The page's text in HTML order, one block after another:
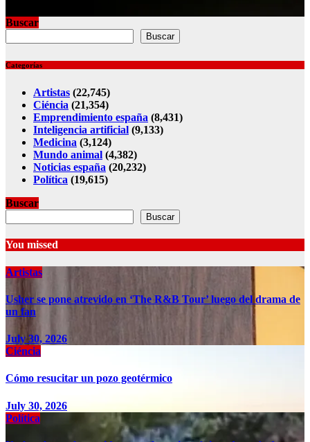
Buscar
Buscar
Categorías
Artistas (22,745)
Ciéncia (21,354)
Emprendimiento españa (8,431)
Inteligencia artificial (9,133)
Medicina (3,124)
Mundo animal (4,382)
Noticias españa (20,232)
Política (19,615)
Buscar
Buscar
You missed
Artistas
Usher se pone atrevido en ‘The R&B Tour’ luego del drama de
un fan
July 30, 2026
Ciéncia
Cómo resucitar un pozo geotérmico
July 30, 2026
Política